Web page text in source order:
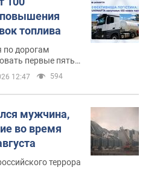
повышения
топлива
дорогам
первые пять
12:47 594
мужчина,
во время
террора